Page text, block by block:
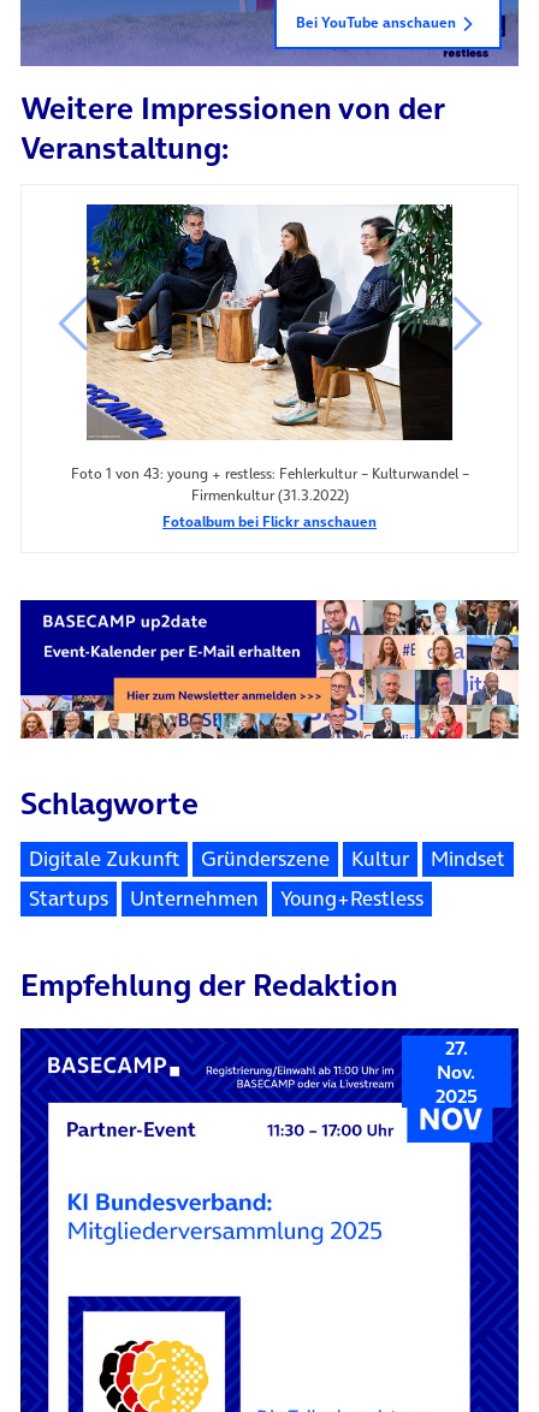
Bei YouTube anschauen
Weitere Impressionen von der
Veranstaltung:
Foto 1 von 43: young + restless: Fehlerkultur – Kulturwandel –
Firmenkultur (31.3.2022)
vorheriges Bild
Fotoalbum bei Flickr anschauen
Schlagworte
Digitale Zukunft Gründerszene Kultur
Mindset
Startups
Unternehmen Young+Restless
Empfehlung der Redaktion
27.
Nov.
2025